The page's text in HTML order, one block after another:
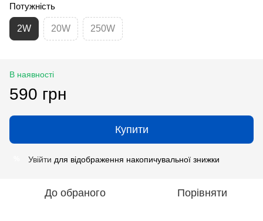
Потужність
2W 20W 250W
В наявності
590 грн
Купити
Увійти для відображення накопичувальної знижки
До обраного Порівняти